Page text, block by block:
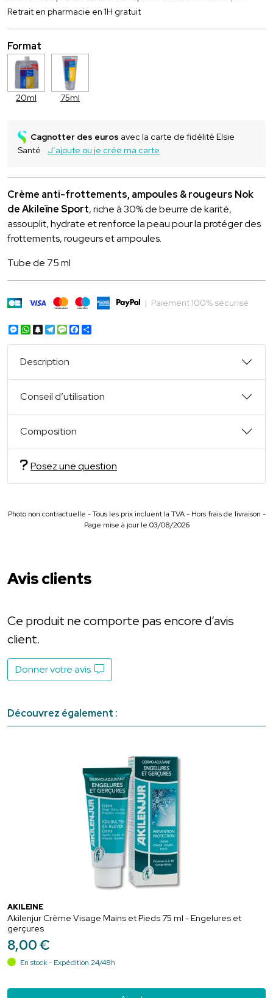
Retrait en pharmacie en 1H gratuit
Format
20ml 75ml
Cagnotter des euros avec la carte de fidélité Elsie
Santé
J’ajoute ou je crée ma carte
Crème anti-frottements, ampoules & rougeurs Nok
de Akileïne Sport, riche à 30% de beurre de karité,
assouplit, hydrate et renforce la peau pour la protéger des
frottements, rougeurs et ampoules.
Tube de 75 ml
| Paiement 100% sécurisé
Messenger
WhatsApp
Snapchat
Telegram
Message
Facebook
Description
Conseil d’utilisation
Composition
Posez une question
Photo non contractuelle - Tous les prix incluent la TVA - Hors frais de livraison -
Page mise à jour le 03/08/2026
Avis clients
Ce produit ne comporte pas encore d’avis
client.
Donner votre avis
Découvrez également :
AKILEÏNE
Akilenjur Crème Visage Mains et Pieds 75 ml - Engelures et
gerçures
8,00€
En stock - Expédition 24/48h